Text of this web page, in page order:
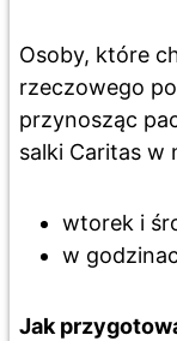
Osoby, które
rzeczowego
przynosząc
salki Caritas w
wtorek i
w
Jak